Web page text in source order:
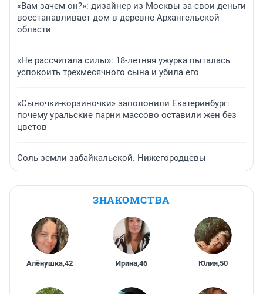
«Вам зачем он?»: дизайнер из Москвы за свои деньги
восстанавливает дом в деревне Архангельской
области
«Не рассчитала силы»: 18-летняя ужурка пыталась
успокоить трехмесячного сына и убила его
«Сыночки-корзиночки» заполонили Екатеринбург:
почему уральские парни массово оставили жен без
цветов
Соль земли забайкальской. Нижегородцевы
ЗНАКОМСТВА
Алёнушка,42 Ирина,46 Юлия,50